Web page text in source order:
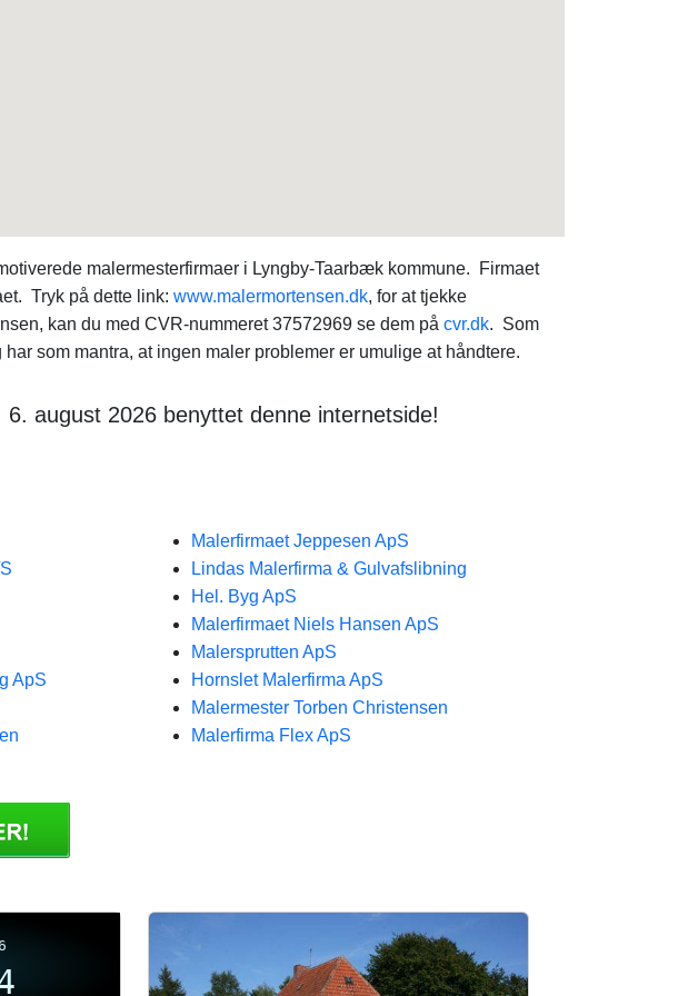
malermesterfirmaer i Lyngby-Taarbæk kommune. Firmaet
Tryk på dette link: www.malermortensen.dk, for at tjekke
kan du med CVR-nummeret 37572969 se dem på cvr.dk. Som
som mantra, at ingen maler problemer er umulige at håndtere.
august 2026 benyttet denne internetside!
ApS
Malerfirmaet Jeppesen ApS
Lindas Malerfirma & Gulvafslibning
Hel. Byg ApS
Malerfirmaet Niels Hansen ApS
Malersprutten ApS
Hornslet Malerfirma ApS
Malermester Torben Christensen
Malerfirma Flex ApS